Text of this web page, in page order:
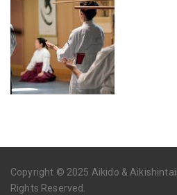
Copyright © 2025 Aikido &
Rights Reserved.